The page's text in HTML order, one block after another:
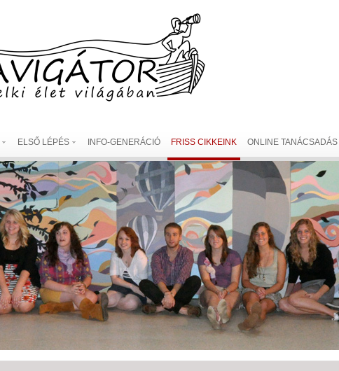
ELSŐ LÉPÉS INFO-GENERÁCIÓ FRISS CIKKEINK ONLINE TANÁCSADÁS